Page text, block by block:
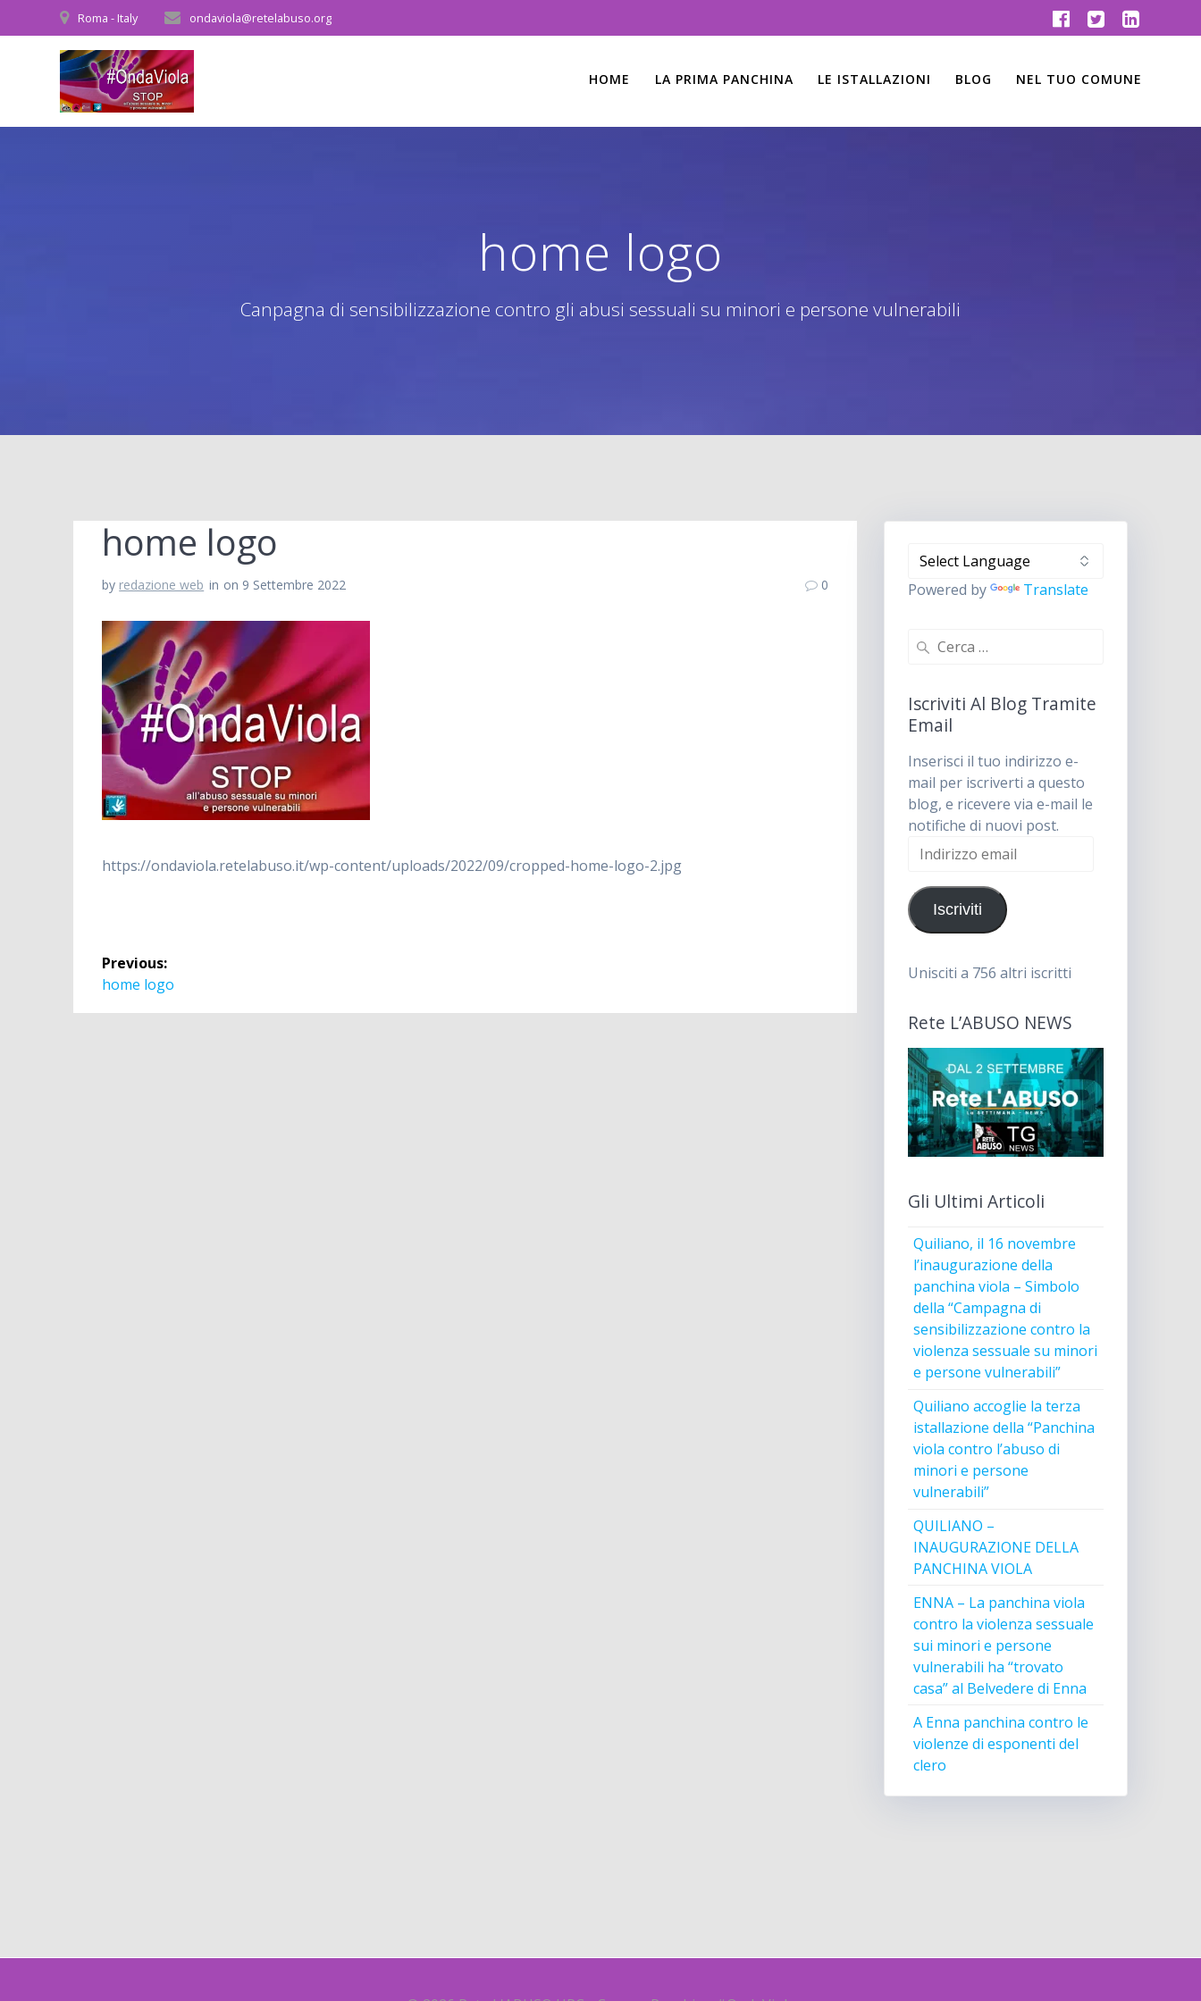
al
contenuto
Roma - Italy ondaviola@retelabuso.org
HOME LA PRIMA PANCHINA LE ISTALLAZIONI BLOG NEL TUO COMUNE
home logo
Canpagna di sensibilizzazione contro gli abusi sessuali su minori e persone vulnerabili
home logo
by redazione web in on 9 Settembre 2022 0
https://ondaviola.retelabuso.it/wp-content/uploads/2022/09/cropped-home-logo-2.jpg
Navigazione
articoli
Previous:
Previous
home logo
Powered by Translate
Ricerca
Iscriviti Al Blog Tramite
Email
Inserisci il tuo indirizzo e-
mail per iscriverti a questo
blog, e ricevere via e-mail le
notifiche di nuovi post.
Indirizzo
Iscriviti
Unisciti a 756 altri iscritti
Rete L’ABUSO NEWS
Gli Ultimi Articoli
Quiliano, il 16 novembre
l’inaugurazione della
panchina viola – Simbolo
della “Campagna di
sensibilizzazione contro la
violenza sessuale su minori
e persone vulnerabili”
Quiliano accoglie la terza
istallazione della “Panchina
viola contro l’abuso di
minori e persone
vulnerabili”
QUILIANO –
INAUGURAZIONE DELLA
PANCHINA VIOLA
ENNA – La panchina viola
contro la violenza sessuale
sui minori e persone
vulnerabili ha “trovato
casa” al Belvedere di Enna
A Enna panchina contro le
violenze di esponenti del
clero